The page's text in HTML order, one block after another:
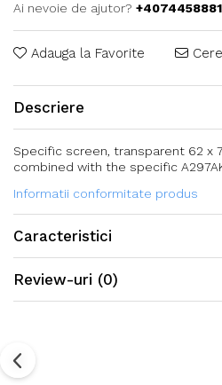
Ai nevoie de ajutor?
Adauga la Favorite
Descriere
Specific screen, transparent 62 x
combined with the specific
Informatii conformitate produs
Caracteristici
Review-uri (0)